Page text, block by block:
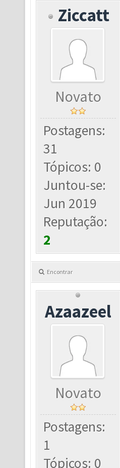
Ziccatt
Novato
Postagens:
31
Tópicos: 0
Juntou-se:
Jun 2019
Reputação:
2
Encontrar
Azaazeel
Novato
Postagens:
1
Tópicos: 0